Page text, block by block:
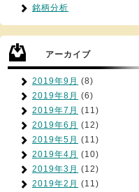
銘柄分析
アーカイブ
2019年9月 (8)
2019年8月 (6)
2019年7月 (11)
2019年6月 (12)
2019年5月 (11)
2019年4月 (10)
2019年3月 (12)
2019年2月 (11)